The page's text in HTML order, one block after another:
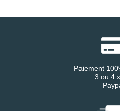
Paiement
3 ou 4